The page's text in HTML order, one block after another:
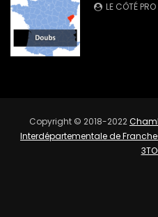
LE CÔTÉ PRO
Copyright © 2018-2022
Interdépartementale de